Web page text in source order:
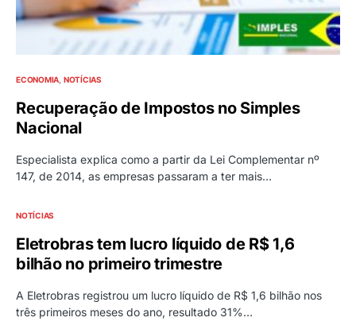
ECONOMIA NOTÍCIAS
Recuperação de Impostos no Simples
Nacional
Especialista explica como a partir da Lei Complementar nº
147, de 2014, as empresas passaram a ter mais…
NOTÍCIAS
Eletrobras tem lucro líquido de R$ 1,6
bilhão no primeiro trimestre
A Eletrobras registrou um lucro líquido de R$ 1,6 bilhão nos
três primeiros meses do ano, resultado 31%…